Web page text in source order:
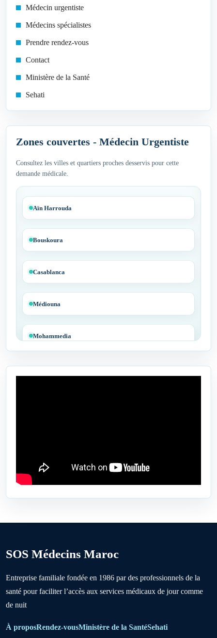
Médecin urgentiste
Médecins spécialistes
Prendre rendez-vous
Contact
Ministère de la Santé
Sehati
Zones couvertes - Médecin Urgentiste
Consultez les villes et quartiers proches desservis pour cette
demande médicale.
Aïn Harrouda
Bouskoura
Casablanca
Médiouna
Mohammedia
Tit Mellil
Ben Ahmed
Boujniba
Boulanouare
Bouznika
SOS Médecins Maroc
Entreprise familiale fondée en 1986 par des professionnels de la
santé pour faciliter l’accès aux services médicaux de jour comme
de nuit
À proposRendez-vousMinistère de la SantéSehati